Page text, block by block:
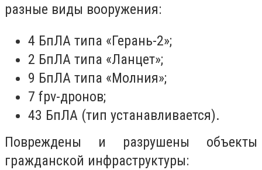
разные виды вооружения:
4 БпЛА типа «Герань-2»;
2 БпЛА типа «Ланцет»;
9 БпЛА типа «Молния»;
7 fpv-дронов;
43 БпЛА (тип устанавливается).
Повреждены и разрушены объекты
гражданской инфраструктуры: